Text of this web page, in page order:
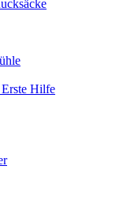
Hilfe